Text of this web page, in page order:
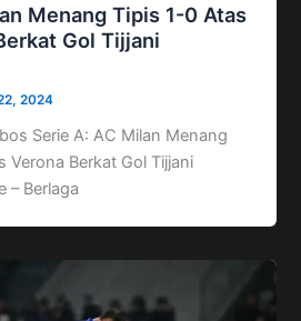
Menang Tipis 1-0 Atas
Gol Tijjani
2024
Serie A: AC Milan Menang
Verona Berkat Gol Tijjani
– Berlaga